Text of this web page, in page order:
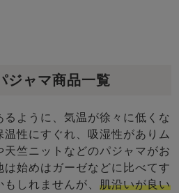
ジャマ商品一覧
ように、気温が徐々に低くな
性にすぐれ、吸湿性がありム
天竺ニットなどのパジャマがお
始めはガーゼなどに比べてす
もしれませんが、肌沿いが良い